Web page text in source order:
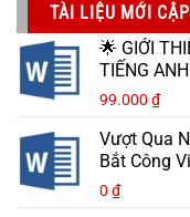
TÀI LIỆU MỚI
🌟 GIỚI
TIẾNG
99.000 ₫
Vượt Qua
Bắt Công
0 ₫